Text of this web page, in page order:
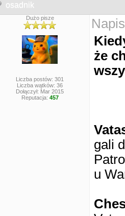
osadnik
Dużo pisze
Liczba postów: 301
Liczba wątków: 36
Dołączył: Mar 2015
Reputacja: 457
że
gali
u